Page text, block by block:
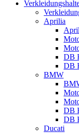
Aprilia
DB
DB
BMW
DB
DB
Ducati